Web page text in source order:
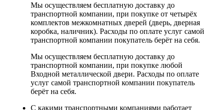
Мы осуществляем бесплатную доставку до
транспортной компании, при покупке от четырёх
комплектов межкомнатных дверей (дверь, дверная
коробка, наличник). Расходы по оплате услуг самой
транспортной компании покупатель берёт на себя.
Мы осуществляем бесплатную доставку до
транспортной компании, при покупке любой
Входной металлической двери. Расходы по оплате
услуг самой транспортной компании покупатель
берёт на себя.
С какими транспортными компаниями работает